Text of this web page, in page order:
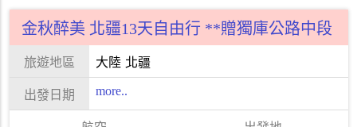
金秋醉美 北疆13天自由行 **贈獨庫公路中段
大陸 北疆
more..